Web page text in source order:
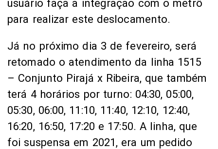
usuário faça a integração com o metrô
para realizar este deslocamento.
Já no próximo dia 3 de fevereiro, será
retomado o atendimento da linha 1515
– Conjunto Pirajá x Ribeira, que também
terá 4 horários por turno: 04:30, 05:00,
05:30, 06:00, 11:10, 11:40, 12:10, 12:40,
16:20, 16:50, 17:20 e 17:50. A linha, que
foi suspensa em 2021, era um pedido